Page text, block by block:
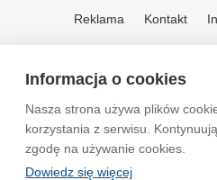
Informacja o cookies
Nasza strona używa plików
korzystania z serwisu.
zgodę na używanie cookies.
Dowiedz się więcej
Reklama Kontakt